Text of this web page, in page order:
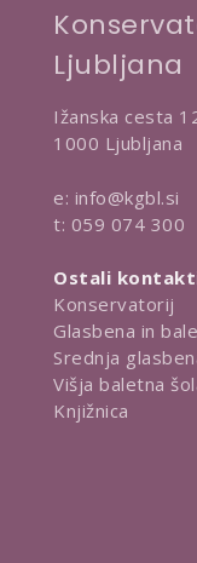
Ljubljana
Ižanska cesta
1000 Ljubljana
e: info@kgbl.si
t: 059 074 300
Ostali
Konservatorij
Glasbena in
Srednja
Višja baletna
Knjižnica